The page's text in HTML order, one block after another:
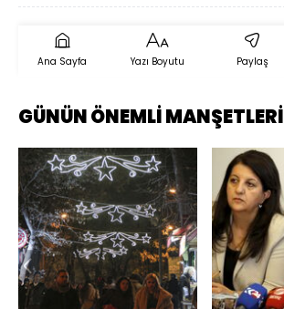
Ana Sayfa Yazı Boyutu Paylaş
GÜNÜN ÖNEMLİ MANŞETLERİ